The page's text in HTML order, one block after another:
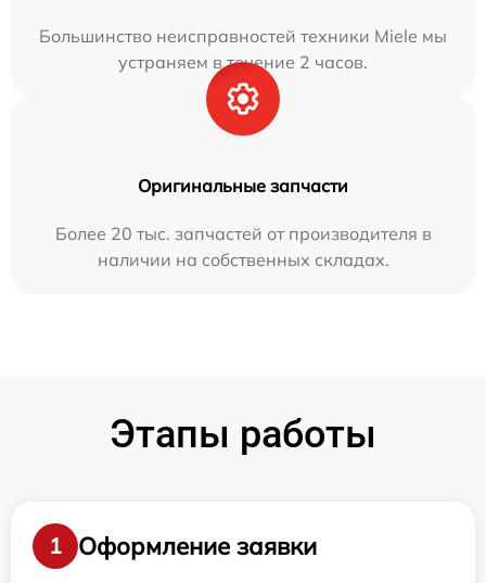
Большинство неисправностей техники Miele мы
устраняем в течение 2 часов.
Оригинальные запчасти
Более 20 тыс. запчастей от производителя в
наличии на собственных складах.
Этапы работы
1
Оформление заявки